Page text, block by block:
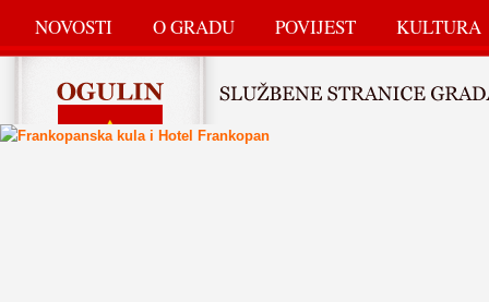
NOVOSTI O GRADU POVIJEST KULTURA